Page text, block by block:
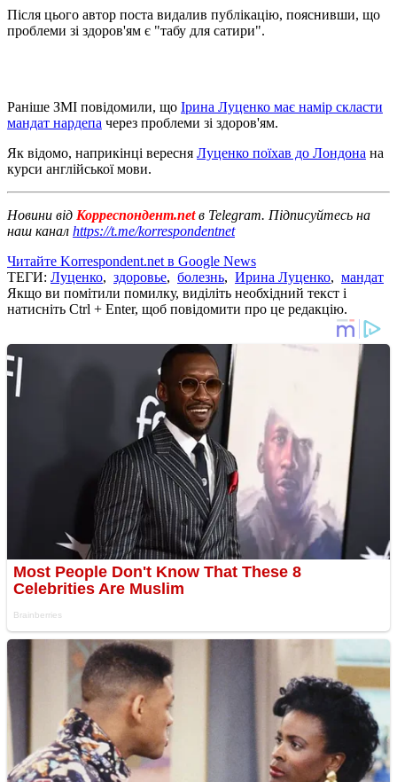
Після цього автор поста видалив публікацію, пояснивши, що
проблеми зі здоров'ям є "табу для сатири".
Раніше ЗМІ повідомили, що Ірина Луценко має намір скласти
мандат нардепа через проблеми зі здоров'ям.
Як відомо, наприкінці вересня Луценко поїхав до Лондона на
курси англійської мови.
Новини від Корреспондент.netв Telegram. Підписуйтесь на
наш канал https://t.me/korrespondentnet
Читайте Korrespondent.net в Google News
ТЕГИ: Луценко, здоровье, болезнь, Ирина Луценко, мандат
Якщо ви помітили помилку, виділіть необхідний текст і
натисніть Ctrl + Enter, щоб повідомити про це редакцію.